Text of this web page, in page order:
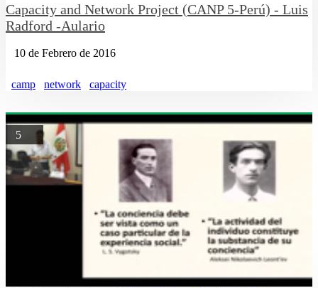
Capacity and Network Project (CANP 5-Perú) - Luis
Radford -Aulario
10 de Febrero de 2016
camp network capacity
5